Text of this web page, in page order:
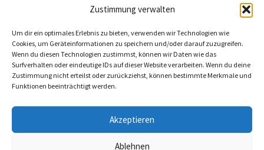
Zustimmung verwalten
Um dir ein optimales Erlebnis zu bieten, verwenden wir Technologien wie
Cookies, um Geräteinformationen zu speichern und/oder darauf zuzugreifen.
Wenn du diesen Technologien zustimmst, können wir Daten wie das
Surfverhalten oder eindeutige IDs auf dieser Website verarbeiten. Wenn du deine
Zustimmung nicht erteilst oder zurückziehst, können bestimmte Merkmale und
Funktionen beeinträchtigt werden.
Akzeptieren
Ablehnen
Impressum
Datenschutzerklärung
© 2026Schützenverein Hohenhaslach e.V.– Alle Rechte
vorbehalten